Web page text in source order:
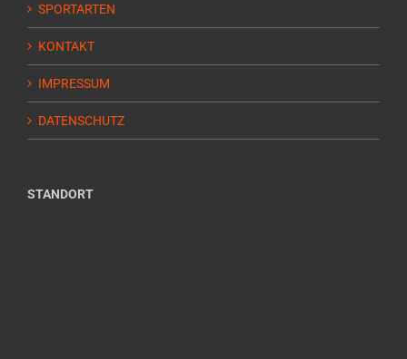
SPORTARTEN
KONTAKT
IMPRESSUM
DATENSCHUTZ
STANDORT